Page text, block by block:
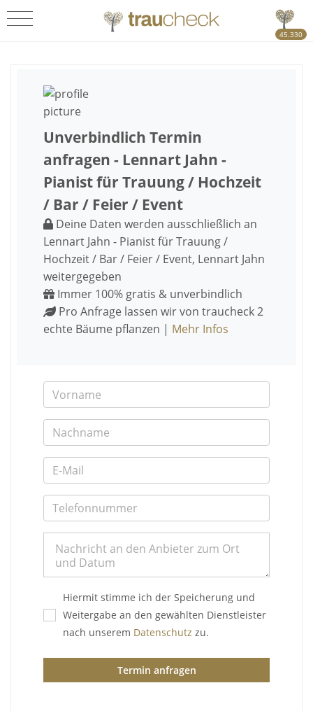
45.330
Unverbindlich Termin
anfragen - Lennart Jahn -
Pianist für Trauung / Hochzeit
/ Bar / Feier / Event
Deine Daten werden ausschließlich an
Lennart Jahn - Pianist für Trauung /
Hochzeit / Bar / Feier / Event, Lennart Jahn
weitergegeben
Immer 100% gratis & unverbindlich
Pro Anfrage lassen wir von traucheck 2
echte Bäume pflanzen | Mehr Infos
Hiermit stimme ich der Speicherung und
Weitergabe an den gewählten Dienstleister
nach unserem Datenschutz zu.
Termin anfragen